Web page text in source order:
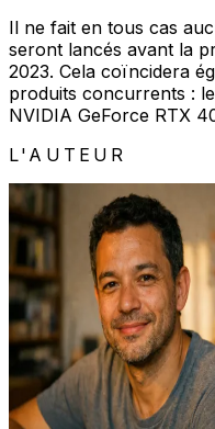
Il ne fait en tous cas
seront lancés avant la
2023. Cela coïncidera
produits concurrents :
NVIDIA GeForce RTX
L'AUTEUR